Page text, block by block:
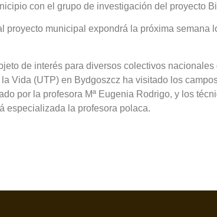
con el grupo de investigación del proyecto
municipal expondrá la próxima semana
de interés para diversos colectivos
Vida (UTP) en Bydgoszcz ha visitado los
por la profesora Mª Eugenia Rodrigo, y los
especializada la profesora polaca.